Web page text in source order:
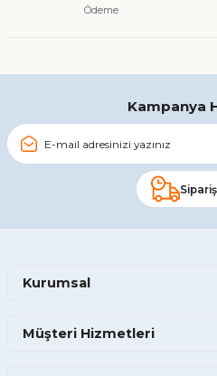
Ödeme
Kampanya
Kurumsal
Müşteri Hizmetleri